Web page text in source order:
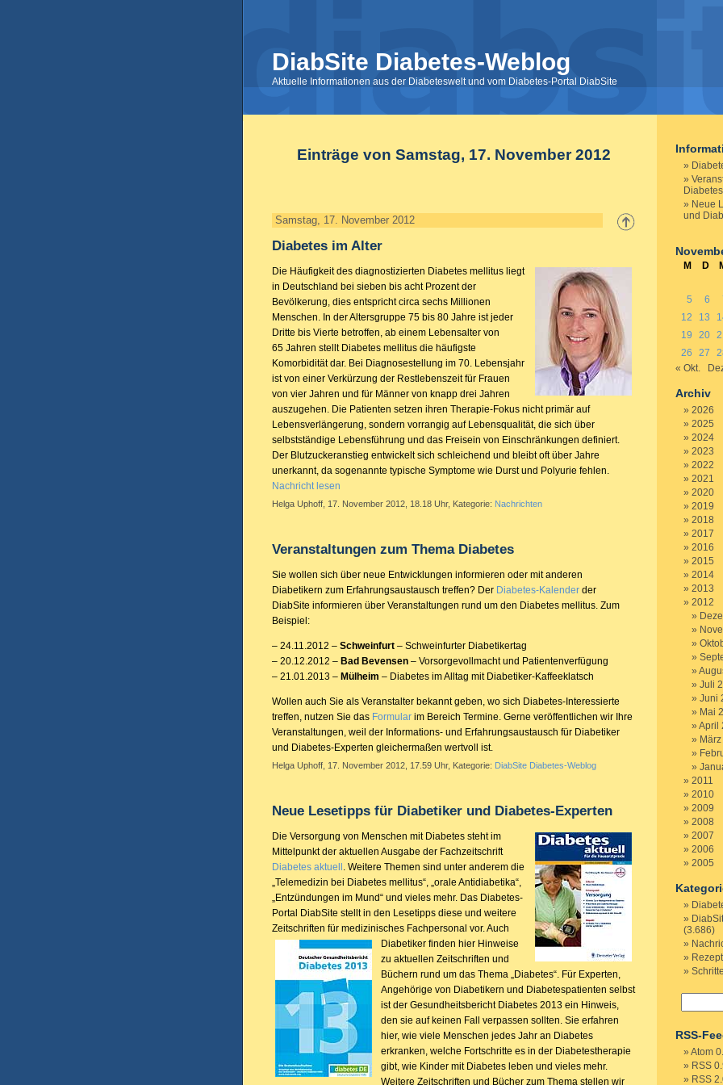
DiabSite Diabetes-Weblog
Aktuelle Informationen aus der Diabeteswelt und vom Diabetes-Portal DiabSite
Einträge von Samstag, 17. November 2012
Samstag, 17. November 2012
Diabetes im Alter
Die Häufigkeit des diagnostizierten Diabetes mellitus liegt
in Deutschland bei sieben bis acht Prozent der
Bevölkerung, dies entspricht circa sechs Millionen
Menschen. In der Altersgruppe 75 bis 80 Jahre ist jeder
Dritte bis Vierte betroffen, ab einem Lebensalter von
65 Jahren stellt Diabetes mellitus die häufigste
Komorbidität dar. Bei Diagnosestellung im 70. Lebensjahr
ist von einer Verkürzung der Restlebenszeit für Frauen
von vier Jahren und für Männer von knapp drei Jahren
auszugehen. Die Patienten setzen ihren Therapie-Fokus nicht primär auf
Lebensverlängerung, sondern vorrangig auf Lebensqualität, die sich über
selbstständige Lebensführung und das Freisein von Einschränkungen definiert.
Der Blutzuckeranstieg entwickelt sich schleichend und bleibt oft über Jahre
unerkannt, da sogenannte typische Symptome wie Durst und Polyurie fehlen.
Nachricht lesen
Helga Uphoff, 17. November 2012, 18.18 Uhr, Kategorie: Nachrichten
Veranstaltungen zum Thema Diabetes
Sie wollen sich über neue Entwicklungen informieren oder mit anderen
Diabetikern zum Erfahrungsaustausch treffen? Der Diabetes-Kalender der
DiabSite informieren über Veranstaltungen rund um den Diabetes mellitus. Zum
Beispiel:
– 24.11.2012 – Schweinfurt – Schweinfurter Diabetikertag
– 20.12.2012 – Bad Bevensen – Vorsorgevollmacht und Patientenverfügung
– 21.01.2013 – Mülheim – Diabetes im Alltag mit Diabetiker-Kaffeeklatsch
Wollen auch Sie als Veranstalter bekannt geben, wo sich Diabetes-Interessierte
treffen, nutzen Sie das Formular im Bereich Termine. Gerne veröffentlichen wir Ihre
Veranstaltungen, weil der Informations- und Erfahrungsaustausch für Diabetiker
und Diabetes-Experten gleichermaßen wertvoll ist.
Helga Uphoff, 17. November 2012, 17.59 Uhr, Kategorie: DiabSite Diabetes-Weblog
Neue Lesetipps für Diabetiker und Diabetes-Experten
Die Versorgung von Menschen mit Diabetes steht im
Mittelpunkt der aktuellen Ausgabe der Fachzeitschrift
Diabetes aktuell . Weitere Themen sind unter anderem die
„Telemedizin bei Diabetes mellitus“, „orale Antidiabetika“,
„Entzündungen im Mund“ und vieles mehr. Das Diabetes-
Portal DiabSite stellt in den Lesetipps diese und weitere
Zeitschriften für medizinisches Fachpersonal vor. Auch
Diabetiker finden hier Hinweise
zu aktuellen Zeitschriften und
Büchern rund um das Thema „Diabetes“. Für Experten,
Angehörige von Diabetikern und Diabetespatienten selbst
ist der Gesundheitsbericht Diabetes 2013 ein Hinweis,
den sie auf keinen Fall verpassen sollten. Sie erfahren
hier, wie viele Menschen jedes Jahr an Diabetes
erkranken, welche Fortschritte es in der Diabetestherapie
gibt, wie Kinder mit Diabetes leben und vieles mehr.
Weitere Zeitschriften und Bücher zum Thema stellen wir
Diabetes
Neue
und
M D
5
6
12
13
19
20
26
27
« Okt.
Archiv
2026
2025
2024
2023
2022
2021
2020
2019
2018
2017
2016
2015
2014
2013
2012
Juli
Juni
Mai
April
2011
2010
2009
2008
2007
2006
2005
(3.686)
RSS-
Atom
RSS
RSS